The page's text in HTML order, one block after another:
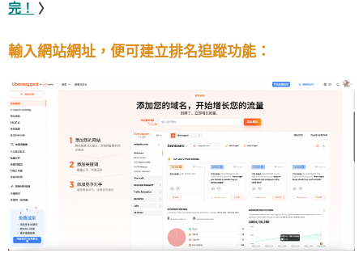
完！
〉
輸入網站網址，便可建立排名追蹤功能：